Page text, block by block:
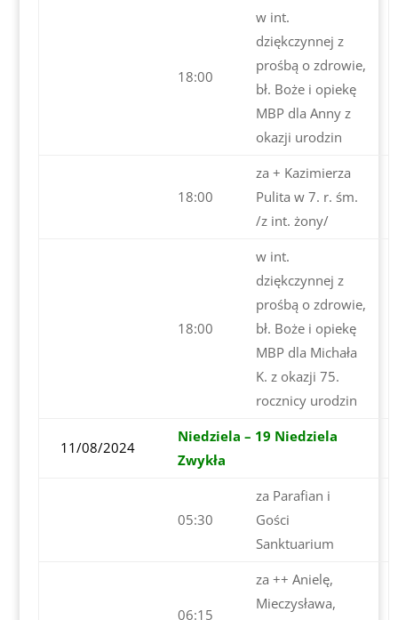
18:00
w int.
dziękczynnej z
prośbą o zdrowie,
bł. Boże i opiekę
MBP dla Anny z
okazji urodzin
18:00
za + Kazimierza
Pulita w 7. r. śm.
/z int. żony/
18:00
w int.
dziękczynnej z
prośbą o zdrowie,
bł. Boże i opiekę
MBP dla Michała
K. z okazji 75.
rocznicy urodzin
11/08/2024
Niedziela – 19 Niedziela
Zwykła
05:30
za Parafian i
Gości
Sanktuarium
06:15
za ++ Anielę,
Mieczysława,